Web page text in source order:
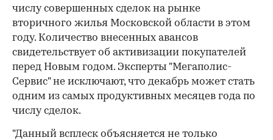
числу совершенных сделок на рынке
вторичного жилья Московской области в этом
году. Количество внесенных авансов
свидетельствует об активизации покупателей
перед Новым годом. Эксперты "Мегаполис-
Сервис" не исключают, что декабрь может стать
одним из самых продуктивных месяцев года по
числу сделок.
"Данный всплеск объясняется не только